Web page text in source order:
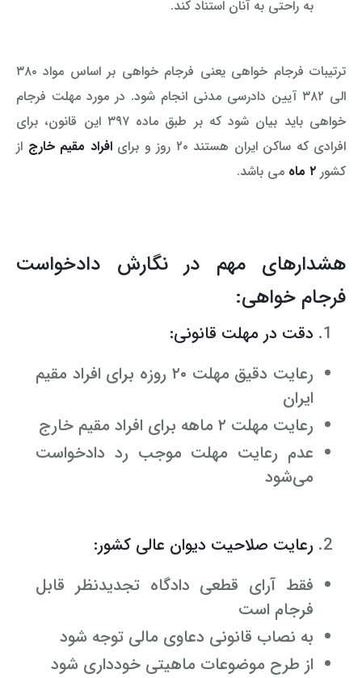
به راحتی به آنان استناد کند.
ترتیبات فرجام خواهی یعنی فرجام خواهی بر اساس مواد ۳۸۰
الی ۳۸۲ آیین دادرسی مدنی انجام شود. در مورد مهلت فرجام
خواهی باید بیان شود که بر طبق ماده ۳۹۷ این قانون، برای
افرادی که ساکن ایران هستند ۲۰ روز و برای
افراد مقیم خارج از
کشور ۲ ماه می باشد.
هشدارهای مهم در نگارش دادخواست
فرجام خواهی:
دقت در مهلت قانونی:
رعایت دقیق مهلت ۲۰ روزه برای افراد مقیم
ایران
رعایت مهلت ۲ ماهه برای افراد مقیم خارج
عدم رعایت مهلت موجب رد دادخواست
می‌شود
رعایت صلاحیت دیوان عالی کشور:
فقط آرای قطعی دادگاه تجدیدنظر قابل
فرجام است
به نصاب قانونی دعاوی مالی توجه شود
از طرح موضوعات ماهیتی خودداری شود